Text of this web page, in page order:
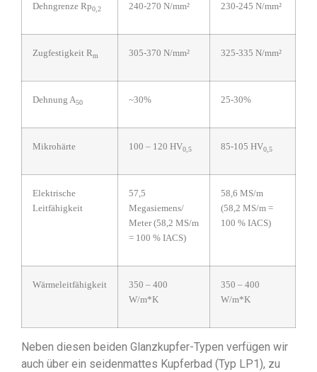
Dehngrenze Rp0,2 240-270 N/mm² 230-245 N/mm²
Zugfestigkeit Rm 305-370 N/mm² 325-335 N/mm²
Dehnung A50 ~30% 25-30%
Mikrohärte 100 – 120 HV0,5 85-105 HV0,5
Elektrische
Leitfähigkeit
57,5
Megasiemens/
Meter (58,2 MS/m
= 100 % IACS)
58,6 MS/m
(58,2 MS/m =
100 % IACS)
Wärmeleitfähigkeit
350 – 400
W/m*K
350 – 400
W/m*K
Neben diesen beiden Glanzkupfer-Typen verfügen wir
auch über ein seidenmattes Kupferbad (Typ LP1), zu